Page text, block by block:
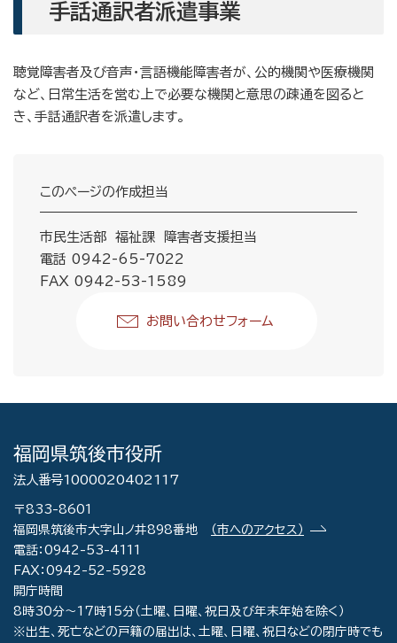
手話通訳者派遣事業
聴覚障害者及び音声・言語機能障害者が、公的機関や医療機関
など、日常生活を営む上で必要な機関と意思の疎通を図ると
き、手話通訳者を派遣します。
このページの作成担当
市民生活部 福祉課 障害者支援担当
電話 0942-65-7022
FAX 0942-53-1589
お問い合わせフォーム
福岡県筑後市役所
法人番号1000020402117
〒833-8601
福岡県筑後市大字山ノ井898番地
（市へのアクセス）
電話：0942-53-4111
FAX：0942-52-5928
開庁時間
8時30分～17時15分（土曜、日曜、祝日及び年末年始を除く）
※出生、死亡などの戸籍の届出は、土曜、日曜、祝日などの閉庁時でも